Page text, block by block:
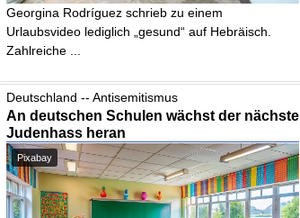
Georgina Rodríguez schrieb zu einem
Urlaubsvideo lediglich „gesund“ auf Hebräisch.
Zahlreiche ...
Deutschland -- Antisemitismus
An deutschen Schulen wächst der nächste
Judenhass heran
Pixabay